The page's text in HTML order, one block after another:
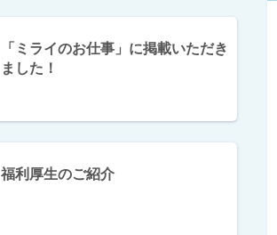
「ミライのお仕事」に掲載いただき
ました！
福利厚生のご紹介